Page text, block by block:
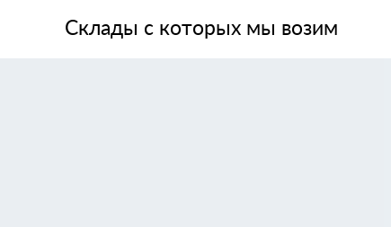
Склады с которых мы возим